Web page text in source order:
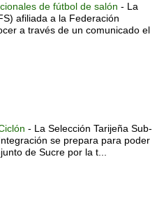
de fútbol de salón - La
afiliada a la Federación
a través de un comunicado el
- La Selección Tarijeña Sub-
se prepara para poder
de Sucre por la t...